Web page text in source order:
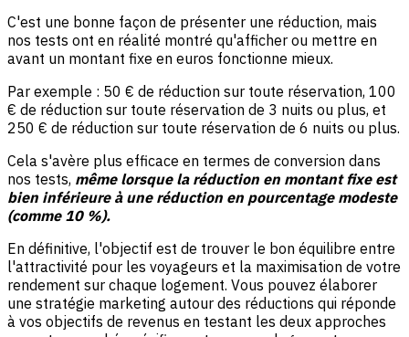
C'est une bonne façon de présenter une réduction, mais
nos tests ont en réalité montré qu'afficher ou mettre en
avant un montant fixe en euros fonctionne mieux.
Par exemple : 50 € de réduction sur toute réservation, 100
€ de réduction sur toute réservation de 3 nuits ou plus, et
250 € de réduction sur toute réservation de 6 nuits ou plus.
Cela s'avère plus efficace en termes de conversion dans
nos tests, même lorsque la réduction en montant fixe est
bien inférieure à une réduction en pourcentage modeste
(comme 10 %).
En définitive, l'objectif est de trouver le bon équilibre entre
l'attractivité pour les voyageurs et la maximisation de votre
rendement sur chaque logement. Vous pouvez élaborer
une stratégie marketing autour des réductions qui réponde
à vos objectifs de revenus en testant les deux approches